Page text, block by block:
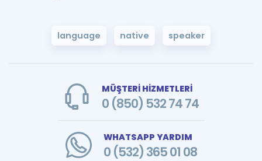
language native speaker
MÜŞTERİ HİZMETLERİ
0 (850) 532 74 74
WHATSAPP YARDIM
0 (532) 365 01 08